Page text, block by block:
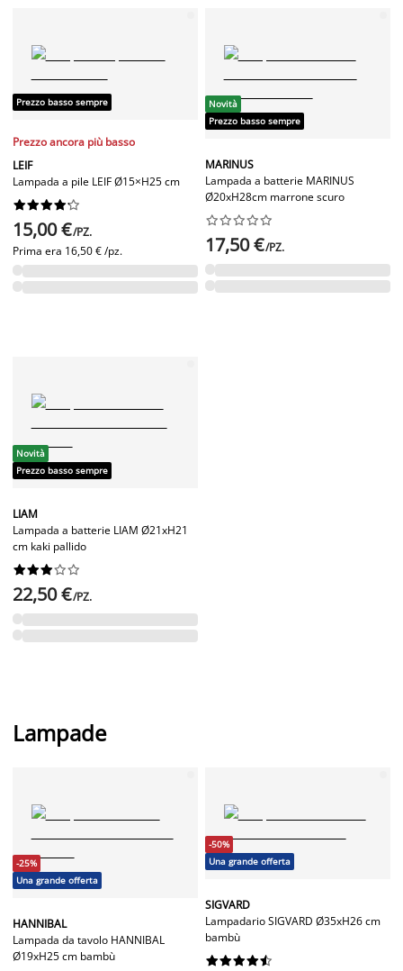
Prezzo basso sempre
Prezzo ancora più basso
LEIF
Lampada a pile LEIF Ø15×H25 cm






15,00 €/PZ.
Prima era 16,50 € /pz.
Novità
Prezzo basso sempre
MARINUS
Lampada a batterie MARINUS
Ø20xH28cm marrone scuro






17,50 €/PZ.
Novità
Prezzo basso sempre
LIAM
Lampada a batterie LIAM Ø21xH21
cm kaki pallido






22,50 €/PZ.
Lampade
-25%
Una grande offerta
HANNIBAL
Lampada da tavolo HANNIBAL
Ø19xH25 cm bambù
-50%
Una grande offerta
SIGVARD
Lampadario SIGVARD Ø35xH26 cm
bambù





